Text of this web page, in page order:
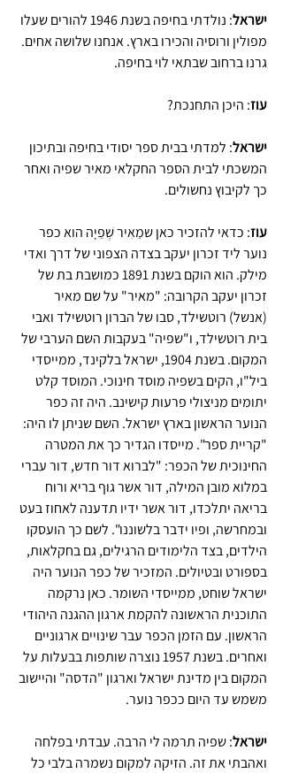
ישראל
: נולדתי בחיפה בשנת 1946 להורים שעלו
מפולין ורוסיה והכירו בארץ. אנחנו שלושה אחים.
גרנו ברחוב שבתאי לוי בחיפה.
עוז: היכן התחנכת?
ישראל: למדתי בבית ספר יסודי בחיפה ובתיכון
המשכתי לבית הספר החקלאי מאיר שפיה ואחר
כך לקיבוץ נחשולים.
עוז: כדאי להזכיר כאן שמֵאִיר שְׁפֵיָה הוא כפר
נוער ליד זכרון יעקב בצדה הצפוני של דרך ואדי
מילק. הוא הוקם בשנת 1891 כמושבת בת של
זכרון יעקב הקרובה: "מאיר" על שם מאיר
(אנשל) רוטשילד, סבו של הברון רוטשילד ואבי
בית רוטשילד, ו"שפיה" בעקבות השם הערבי של
המקום. בשנת 1904, ישראל בלקינד, ממייסדי
ביל"ו, הקים בשפיה מוסד חינוכי. המוסד קלט
יתומים מניצולי פרעות קישינב. היה זה כפר
הנוער הראשון בארץ ישראל. השם שניתן לו היה:
"קריית ספר". מייסדו הגדיר כך את המטרה
החינוכית של הכפר: "לברוא דור חדש, דור עברי
במלוא מובן המילה, דור אשר גוף בריא ורוח
בריאה יתלכדו, דור אשר ידיו תדענה לאחוז בעט
ובמחרשה, ופיו ידבר בלשוננו". לשם כך הועסקו
הילדים, בצד הלימודים הרגילים, גם בחקלאות,
בספורט ובטיולים. המזכיר של כפר הנוער היה
ישראל שוחט, ממייסדי השומר. כאן נרקמה
התוכנית הראשונה להקמת ארגון ההגנה היהודי
הראשון. עם הזמן הכפר עבר שינויים ארגוניים
ואחרים. בשנת 1957 נוצרה שותפות בבעלות על
המקום בין מדינת ישראל וארגון "הדסה" והיישוב
משמש עד היום ככפר נוער.
ישראל: שפיה תרמה לי הרבה. עבדתי בפלחה
ואהבתי את זה. הזיקה למקום נשמרה בלבי כל